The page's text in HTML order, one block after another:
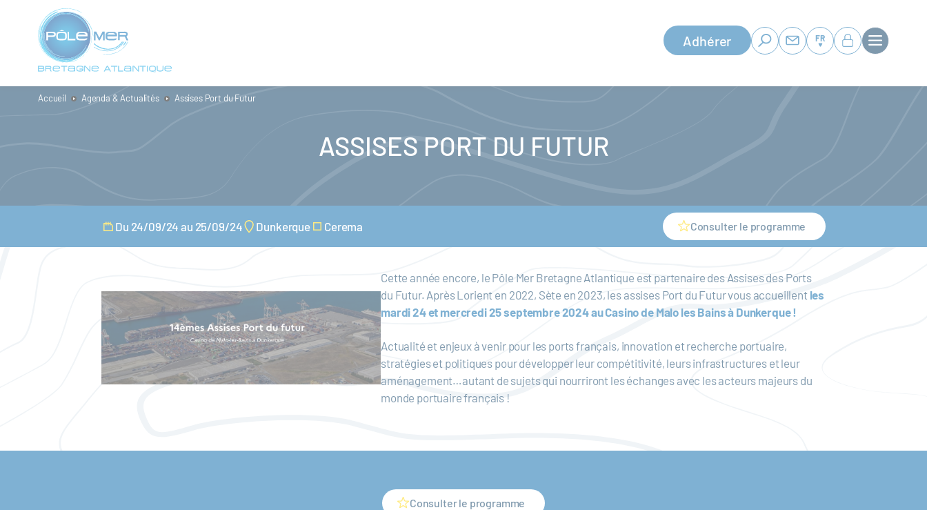
Panneau de gestion des cookies
contenu
Adhérer FR
Accueil Agenda & Actualités Assises Port du Futur
ASSISES PORT DU FUTUR
Du 24/09/24 au 25/09/24 Dunkerque Cerema Consulter le programme
Cette année encore, le Pôle Mer Bretagne Atlantique est partenaire des Assises des Ports
du Futur. Après Lorient en 2022, Sète en 2023, les assises Port du Futur vous accueillentles
mardi 24 et mercredi 25 septembre 2024 au Casino de Malo les Bains à Dunkerque !
Actualité et enjeux à venir pour les ports français, innovation et recherche portuaire,
stratégies et politiques pour développer leur compétitivité, leurs infrastructures et leur
aménagement…autant de sujets qui nourriront les échanges avec les acteurs majeurs du
monde portuaire français !
Consulter le programme